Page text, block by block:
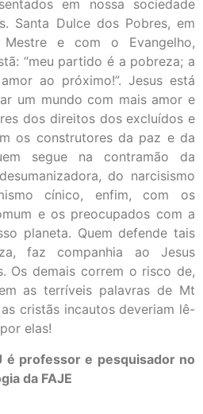
em nossa sociedade
Santa Dulce dos Pobres, em
e com o Evangelho,
“meu partido é a pobreza; a
ao próximo!”. Jesus está
um mundo com mais amor e
dos direitos dos excluídos e
os construtores da paz e da
segue na contramão da
do narcisismo
cínico, enfim, com os
e os preocupados com a
planeta. Quem defende tais
faz companhia ao Jesus
Os demais correm o risco de,
as terríveis palavras de Mt
cristãs incautos deveriam lê-
elas!
é professor e pesquisador no
da FAJE